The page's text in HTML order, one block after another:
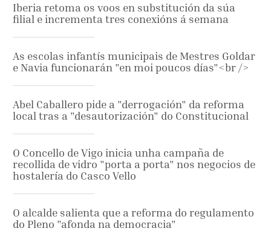
Iberia retoma os voos en substitución da súa
filial e incrementa tres conexións á semana
As escolas infantís municipais de Mestres Goldar
e Navia funcionarán "en moi poucos días"<br />
Abel Caballero pide a "derrogación" da reforma
local tras a "desautorización" do Constitucional
O Concello de Vigo inicia unha campaña de
recollida de vidro "porta a porta" nos negocios de
hostalería do Casco Vello
O alcalde salienta que a reforma do regulamento
do Pleno "afonda na democracia"